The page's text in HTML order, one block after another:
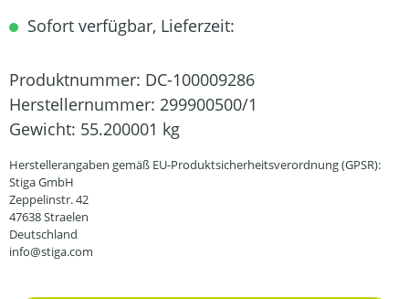
Sofort verfügbar, Lieferzeit:
Produktnummer: DC-100009286
Herstellernummer: 299900500/1
Gewicht: 55.200001 kg
Herstellerangaben gemäß EU-Produktsicherheitsverordnung (GPSR):
Stiga GmbH
Zeppelinstr. 42
47638 Straelen
Deutschland
info@stiga.com